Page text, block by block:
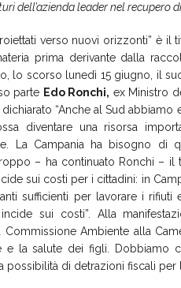
dell’azienda leader nel recupero
verso nuovi orizzonti” è
prima derivante dalla
lo scorso lunedì 15 giugno, il
parte Edo Ronchi, ex Ministro
“Anche al Sud
diventare una risorsa
La Campania ha bisogno di
– ha continuato Ronchi –
sui costi per i cittadini: in
sufficienti per lavorare i
sui costi”. Alla
Ambiente alla
e la salute dei figli. Dobbiamo
possibilità di detrazioni fiscali